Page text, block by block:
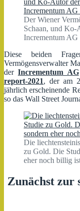
Der Wiener
Schaan, und Ko-
Incrementum
Diese beiden
Vermögensverwalter
derIncrementum AG
report-2021, der am
jährlich erscheinende
so das Wall Street
Die
zu Gold. Die
eher noch billig
Zunächst zur